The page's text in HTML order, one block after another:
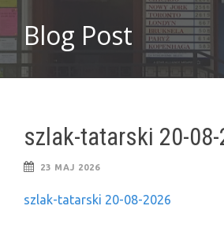
Blog Post
szlak-tatarski 20-
23 MAJ 2026
szlak-tatarski 20-08-2026